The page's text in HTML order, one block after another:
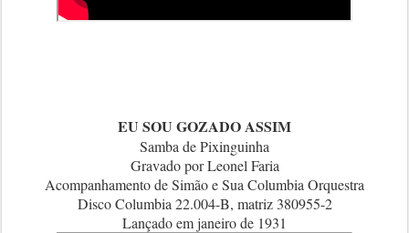
EU SOU GOZADO ASSIM
Samba de Pixinguinha
Gravado por Leonel Faria
Acompanhamento de Simão e Sua Columbia Orquestra
Disco Columbia 22.004-B, matriz 380955-2
Lançado em janeiro de 1931